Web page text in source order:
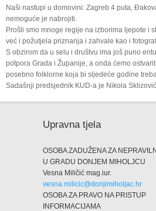
Naši nastupi u domovini: Zagreb 4 puta,
nemoguće je nabrojiti.
Prošli smo mnoge regije na izborima ljepote i
već i požutjela priznanja i zahvale kao i
S obzirom da u selu i društvu ima još puno
potpora Grada i Županije, a onda ćemo
posebno folklorne koja bi sljedeće godine
Sadašnji predsjednik KUD-a je Nikola
Upravna tjela
OSOBA ZADUŽENA ZA
U GRADU DONJEM MIHOLJCU
Vesna Miličić mag.iur.
vesna.milicic@donjimiholjac.hr
OSOBA ZA PRAVO NA PRISTUP
INFORMACIJAMA